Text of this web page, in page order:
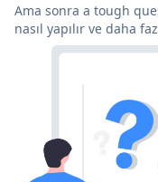
Ama sonra a tough
nasıl yapılır ve daha